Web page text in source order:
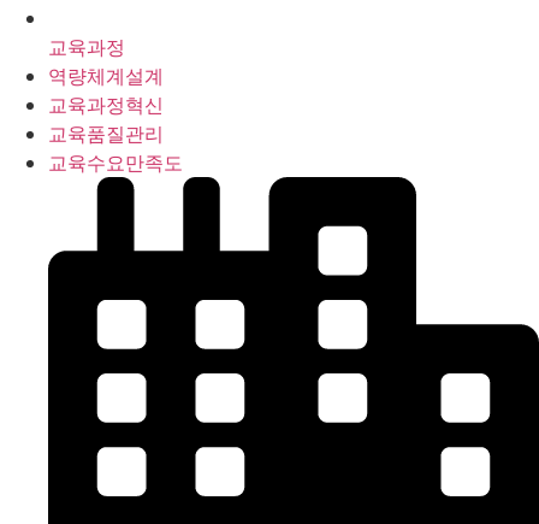
교육과정
역량체계설계
교육과정혁신
교육품질관리
교육수요만족도